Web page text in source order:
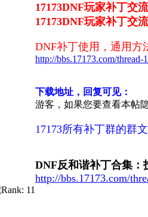
17173DNF玩家补丁交
17173DNF玩家补丁交
DNF补丁使用，通用方
http://bbs.17173.com/thread-
下载地址，回复可见：
游客，如果您要查看本帖
17173所有补丁群的群
DNF反和谐补丁合集：
http://bbs.17173.com/